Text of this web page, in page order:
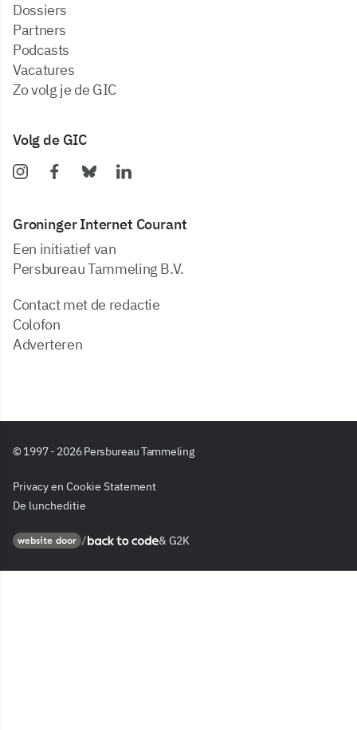
dossiers
partners
podcasts
vacatures
zo volg je de GIC
Volg de GIC
Groninger Internet Courant
Een initiatief van
Persbureau Tammeling B.V.
Contact met de redactie
Colofon
Adverteren
© 1997 - 2026 Persbureau Tammeling
Privacy en Cookie Statement
De luncheditie
website doorBack to code & G2K